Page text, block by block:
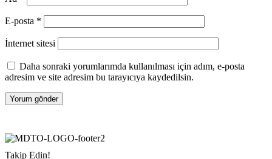
E-posta *
İnternet sitesi
Daha sonraki yorumlarımda kullanılması için adım, e-posta
adresim ve site adresim bu tarayıcıya kaydedilsin.
Takip Edin!